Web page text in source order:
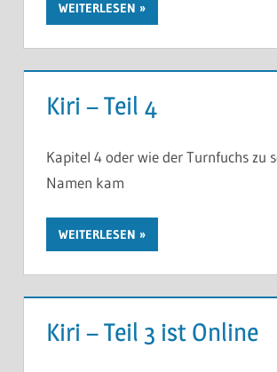
WEITERLESEN
Kiri – Teil 4
Kapitel 4 oder wie der Turnfuchs zu
Namen kam
WEITERLESEN
Kiri – Teil 3 ist Online